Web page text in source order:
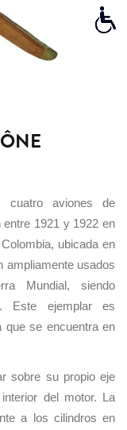
cuatro aviones de
1921 y 1922 en
ubicada en
ampliamente usados
Mundial, siendo
Este ejemplar es
que se encuentra en
sobre su propio eje
del motor. La
a los cilindros en